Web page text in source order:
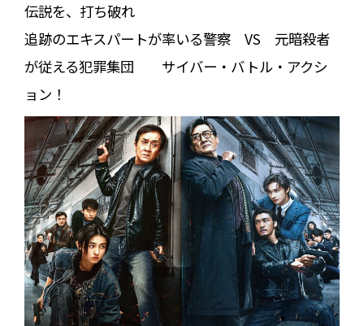
伝説を、打ち破れ
追跡のエキスパートが率いる警察 VS 元暗殺者
が従える犯罪集団 サイバー・バトル・アクシ
ョン！